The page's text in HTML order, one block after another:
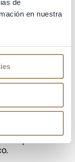
de
en nuestra
preciso
complejidad
un
visita. Este
una